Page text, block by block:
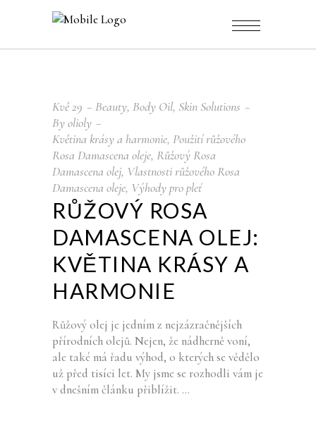
Kvě29 Beauty, Body Oil, Skin Solutions
Byolioly
Květina krásy a harmonie, Použití růžového
Rosa Damascena oleje, Růžový Rosa
Damascena olej, Vlastnosti růžového Rosa
Damascena oleje, Výhody pro pleť
RŮŽOVÝ ROSA
DAMASCENA OLEJ:
KVĚTINA KRÁSY A
HARMONIE
Růžový olej je jedním z nejzázračnějších
přírodních olejů. Nejen, že nádherně voní,
ale také má řadu výhod, o kterých se vědělo
už před tisíci let. My jsme se rozhodli vám je
v dnešním článku přiblížit.